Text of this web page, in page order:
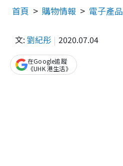
首頁 購物情報 電子產品
文: 劉紀彤 2020.07.04
在Google追蹤
《UHK 港生活》